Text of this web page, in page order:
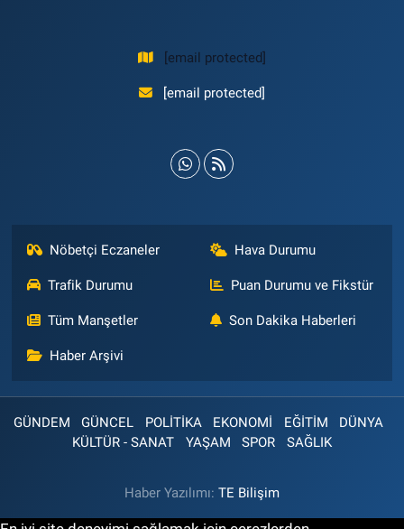
[email protected]
[email protected]
Nöbetçi Eczaneler Hava Durumu
Trafik Durumu Puan Durumu ve Fikstür
Tüm Manşetler Son Dakika Haberleri
Haber Arşivi
GÜNDEM GÜNCEL POLİTİKA EKONOMİ EĞİTİM
DÜNYA
KÜLTÜR - SANAT
YAŞAM SPOR SAĞLIK
Haber Yazılımı: TE Bilişim